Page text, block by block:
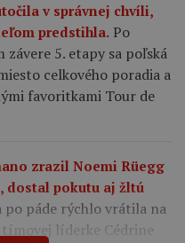
v správnej chvíli,
predstihla. Po
5. etapy sa poľská
celkového poradia a
favoritkami Tour de
zrazil Noemi Rüegg
dostal pokutu aj žltú
po páde rýchlo vrátila na
líderke Cédrine